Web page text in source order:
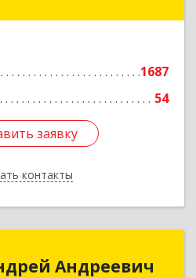
1687
54
заявку
контакты
заявку
Назад
Андреевич
Андреевич